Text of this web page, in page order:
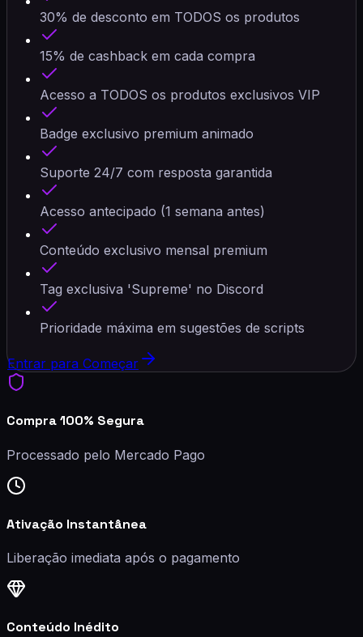
30% de desconto em TODOS os produtos
15% de cashback em cada compra
Acesso a TODOS os produtos exclusivos VIP
Badge exclusivo premium animado
Suporte 24/7 com resposta garantida
Acesso antecipado (1 semana antes)
Conteúdo exclusivo mensal premium
Tag exclusiva 'Supreme' no Discord
Prioridade máxima em sugestões de scripts
Entrar para Começar
Compra 100% Segura
Processado pelo Mercado Pago
Ativação Instantânea
Liberação imediata após o pagamento
Conteúdo Inédito